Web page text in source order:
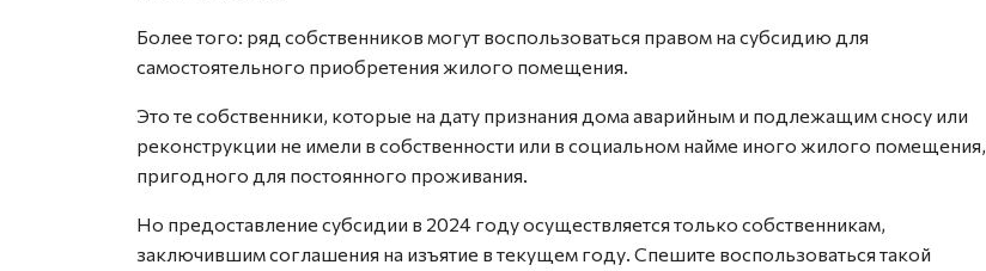
Более того: ряд собственников могут воспользоваться правом на субсидию для
самостоятельного приобретения жилого помещения.
Это те собственники, которые на дату признания дома аварийным и подлежащим сносу или
реконструкции не имели в собственности или в социальном найме иного жилого помещения,
пригодного для постоянного проживания.
Но предоставление субсидии в 2024 году осуществляется только собственникам,
заключившим соглашения на изъятие в текущем году. Спешите воспользоваться такой